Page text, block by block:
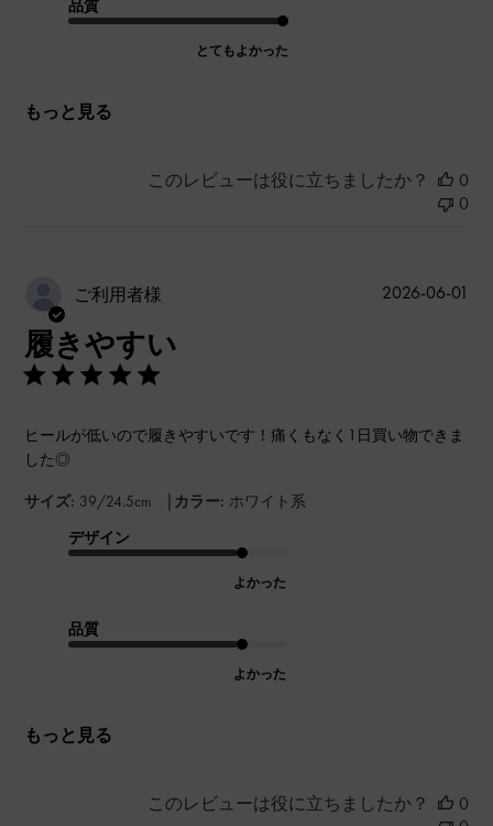
品質
とてもよかった
もっと見る
このレビューは役に立ちましたか？
0
0
ご利用者様
履きやすい
ヒールが低いので履きやすいです！痛くもなく1日買い物できま
した◎
サイズ: 39/24.5cm | カラー: ホワイト系
デザイン
よかった
品質
よかった
もっと見る
2026-06-01
このレビューは役に立ちましたか？
0